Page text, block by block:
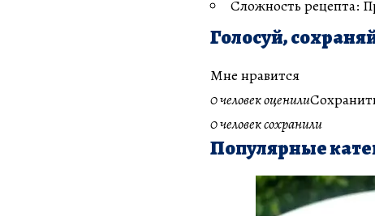
Сложность рецепта:
Голосуй,
Мне нравится
0 человек оценили
0 человек сохранили
Популярные